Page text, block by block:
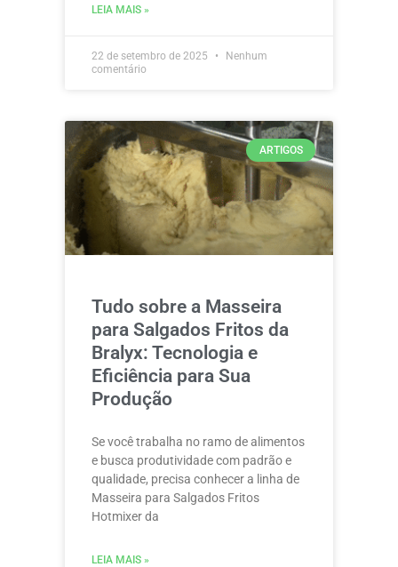
LEIA MAIS »
22 de setembro de 2025
Nenhum
comentário
ARTIGOS
Tudo sobre a Masseira
para Salgados Fritos da
Bralyx: Tecnologia e
Eficiência para Sua
Produção
Se você trabalha no ramo de alimentos
e busca produtividade com padrão e
qualidade, precisa conhecer a linha de
Masseira para Salgados Fritos
Hotmixer da
LEIA MAIS »